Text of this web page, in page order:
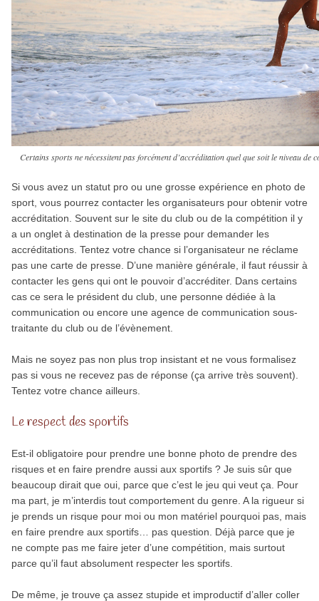
Certains sports ne nécessitent pas forcément d’accréditation quel que soit le niveau de
Si vous avez un statut pro ou une grosse expérience en photo de
sport, vous pourrez contacter les organisateurs pour obtenir votre
accréditation. Souvent sur le site du club ou de la compétition il y
a un onglet à destination de la presse pour demander les
accréditations. Tentez votre chance si l’organisateur ne réclame
pas une carte de presse. D’une manière générale, il faut réussir à
contacter les gens qui ont le pouvoir d’accréditer. Dans certains
cas ce sera le président du club, une personne dédiée à la
communication ou encore une agence de communication sous-
traitante du club ou de l’évènement.
Mais ne soyez pas non plus trop insistant et ne vous formalisez
pas si vous ne recevez pas de réponse (ça arrive très souvent).
Tentez votre chance ailleurs.
Le respect des sportifs
Est-il obligatoire pour prendre une bonne photo de prendre des
risques et en faire prendre aussi aux sportifs ? Je suis sûr que
beaucoup dirait que oui, parce que c’est le jeu qui veut ça. Pour
ma part, je m’interdis tout comportement du genre. A la rigueur si
je prends un risque pour moi ou mon matériel pourquoi pas, mais
en faire prendre aux sportifs… pas question. Déjà parce que je
ne compte pas me faire jeter d’une compétition, mais surtout
parce qu’il faut absolument respecter les sportifs.
De même, je trouve ça assez stupide et improductif d’aller coller